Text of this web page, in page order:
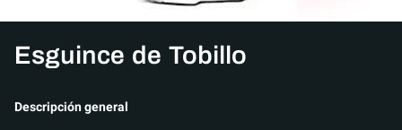
Esguince de Tobillo
Descripción general